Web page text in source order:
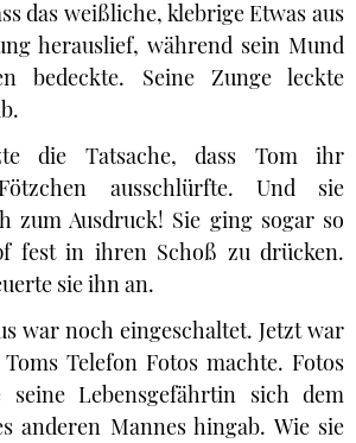
das weißliche, klebrige Etwas aus
herauslief, während sein Mund
bedeckte. Seine Zunge leckte
die Tatsache, dass Tom ihr
ausschlürfte. Und sie
zum Ausdruck! Sie ging sogar so
fest in ihren Schoß zu drücken.
sie ihn an.
war noch eingeschaltet. Jetzt war
Telefon Fotos machte. Fotos
Lebensgefährtin sich dem
anderen Mannes hingab. Wie sie